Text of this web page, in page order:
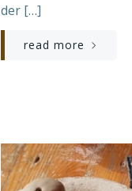
der […]
read more